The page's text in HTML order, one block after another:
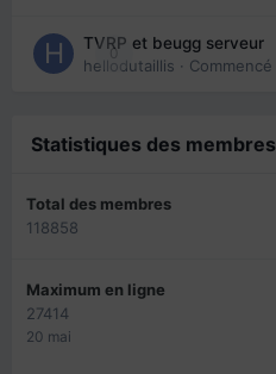
0
TVRP et beugg serveur
hellodutaillis · Commencé
Statistiques des membres
Total des membres
118858
Maximum en ligne
27414
20 mai